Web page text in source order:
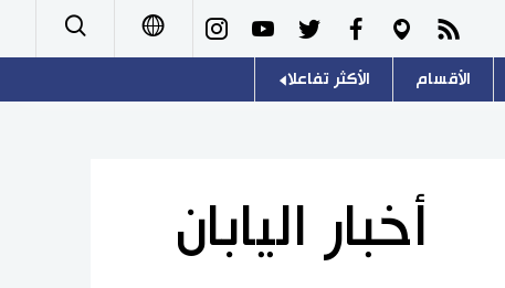
الأقسام
تجارب وآراء
الأكثر تفاعلا
هو وهي
أخبار اليابان